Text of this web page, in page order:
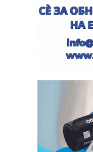
македонското
официјалната
ја имаа Атанасовска